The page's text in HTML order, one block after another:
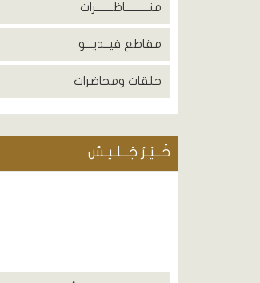
منــــــــــاظـــــــرات
مقاطع فيــديـــو
حلقات ومحاضرات
خَــيْـرُ جَــلـيـسٌ